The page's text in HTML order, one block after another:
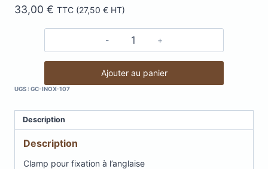
33,00 € TTC (27,50 € HT)
quantité
Clamp
pour
à
Ajouter au panier
UGS :GC-INOX-107
Description
Description
Clamp pour fixation à l’anglaise